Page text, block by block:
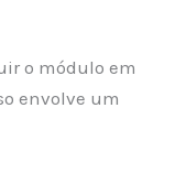
o módulo em
envolve um